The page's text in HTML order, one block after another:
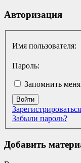
Авторизация
Имя пользователя:
Пароль:
Запомнить меня
Войти
Зарегистрироваться
Забыли пароль?
Добавить